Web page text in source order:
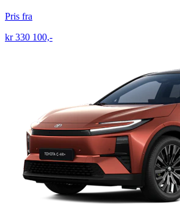
Pris fra
kr 330 100,-